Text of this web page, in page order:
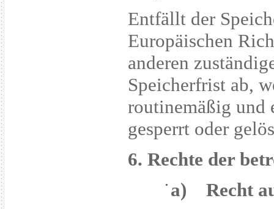
Entfällt der
Europäischen
anderen
Speicherfrist ab,
routinemäßig und
gesperrt oder
6. Rechte der
a) Recht